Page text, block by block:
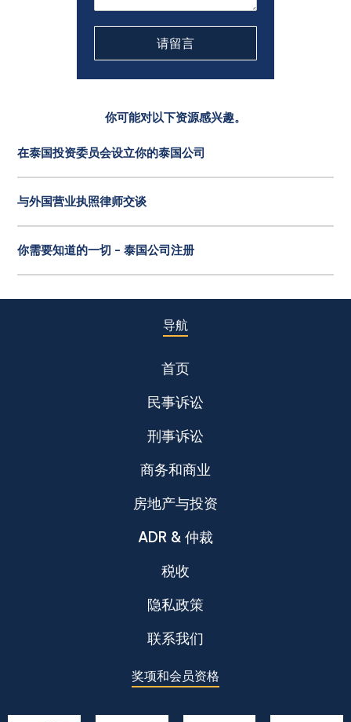
你可能对以下资源感兴趣。
在泰国投资委员会设立你的泰国公司
与外国营业执照律师交谈
你需要知道的一切 - 泰国公司注册
导航
首页
民事诉讼
刑事诉讼
商务和商业
房地产与投资
ADR & 仲裁
税收
隐私政策
联系我们
奖项和会员资格